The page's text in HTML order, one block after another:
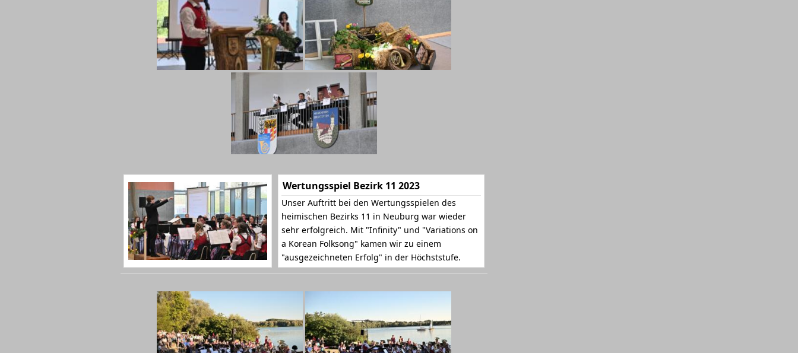
Wertungsspiel Bezirk 11 2023
Unser Auftritt bei den Wertungsspielen des
heimischen Bezirks 11 in Neuburg war wieder
sehr erfolgreich. Mit "Infinity" und "Variations on
a Korean Folksong" kamen wir zu einem
"ausgezeichneten Erfolg" in der Höchststufe.